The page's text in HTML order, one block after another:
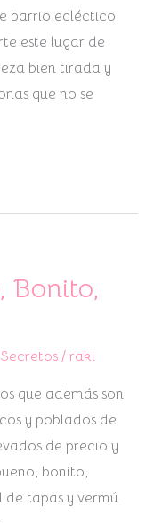
barrio ecléctico
este lugar de
bien tirada y
que no se
Bonito,
/ raki
que además son
y poblados de
de precio y
bonito,
tapas y vermú